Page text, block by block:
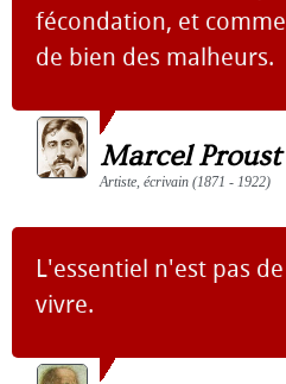
fécondation, et
de bien des malheurs.
Marcel Proust
Artiste, écrivain (1871 - 1922)
L'essentiel n'est pas
vivre.